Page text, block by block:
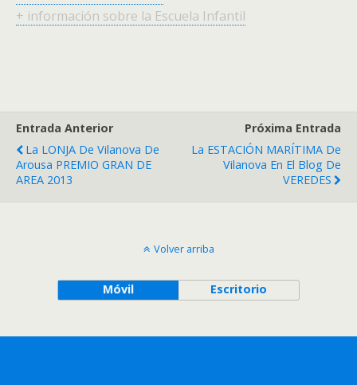
+ información sobre la Escuela Infantil
Entrada Anterior
La LONJA De Vilanova De
Arousa PREMIO GRAN DE
AREA 2013
Próxima Entrada
La ESTACIÓN MARÍTIMA De
Vilanova En El Blog De
VEREDES
Volver arriba
Móvil Escritorio